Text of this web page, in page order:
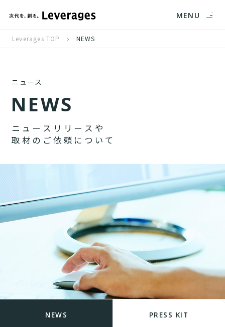
MENU
Leverages TOP NEWS
ニュース
NEWS
ニ ュ ー ス リ リ ー ス や
取 材 の ご 依 頼 に つ い て
NEWS PRESS KIT